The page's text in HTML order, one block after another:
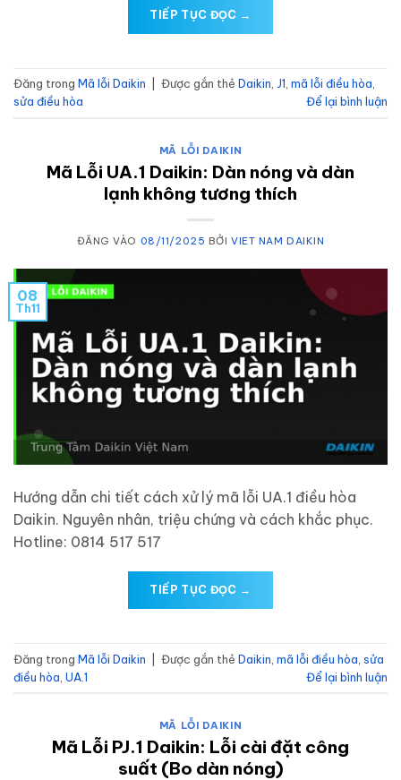
TIẾP TỤC ĐỌC →
Đăng trong Mã lỗi Daikin Được gắn thẻ Daikin, J1, mã lỗi điều hòa,
sửa điều hòa
Để lại bình luận
MÃ LỖI DAIKIN
Mã Lỗi UA.1 Daikin: Dàn nóng và dàn
lạnh không tương thích
ĐĂNG VÀO 08/11/2025 BỞIVIET NAM DAIKIN
08
Th11
Hướng dẫn chi tiết cách xử lý mã lỗi UA.1 điều hòa
Daikin. Nguyên nhân, triệu chứng và cách khắc phục.
Hotline: 0814 517 517
TIẾP TỤC ĐỌC →
Đăng trong Mã lỗi Daikin Được gắn thẻ Daikin mã lỗi điều hòa sửa
điều hòa UA.1 Để lại bình luận
MÃ LỖI DAIKIN
Mã Lỗi PJ.1 Daikin: Lỗi cài đặt công
suất (Bo dàn nóng)